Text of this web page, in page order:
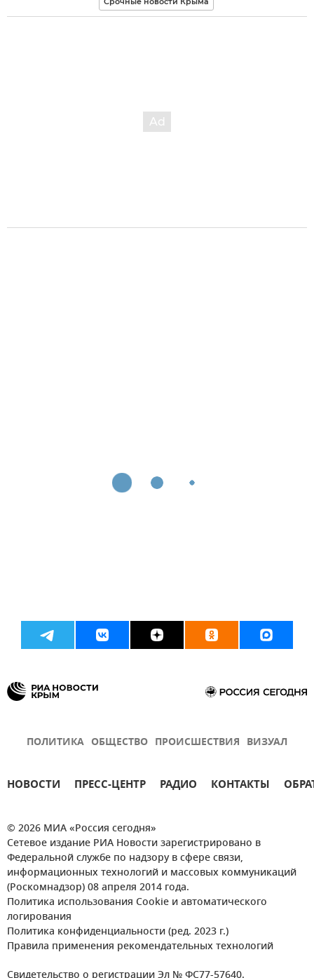
ПОЛИТИКА ОБЩЕСТВО ПРОИСШЕСТВИЯ ВИЗУАЛ
НОВОСТИ ПРЕСС-ЦЕНТР РАДИО КОНТАКТЫ
© 2026 МИА «Россия сегодня»
Сетевое издание РИА Новости зарегистрировано в
Федеральной службе по надзору в сфере связи,
информационных технологий и массовых коммуникаций
(Роскомнадзор) 08 апреля 2014 года.
Политика использования Cookie и автоматического
логирования
Политика конфиденциальности (ред. 2023 г.)
Правила применения рекомендательных технологий